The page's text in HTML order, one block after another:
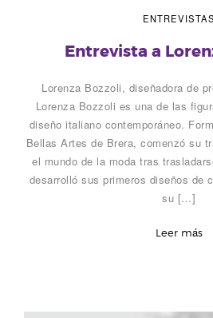
a
r
ENTREVISTAS
Entrevista a
Lorenza Bozzoli, diseñadora de
Lorenza Bozzoli es una de las
diseño italiano contemporáneo.
Bellas Artes de Brera, comenzó su
el mundo de la moda tras
desarrolló sus primeros diseños de
su […]
Leer más